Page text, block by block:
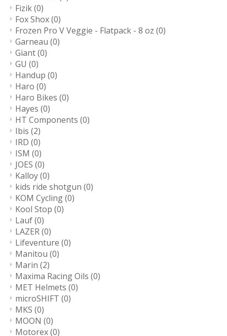
Fizik(0)
Fox Shox(0)
Frozen Pro V Veggie - Flatpack - 8 oz (0)
Garneau (0)
Giant(0)
GU (0)
Handup (0)
Haro (0)
Haro Bikes (0)
Hayes (0)
HT Components (0)
Ibis (2)
IRD (0)
ISM (0)
JOES (0)
Kalloy(0)
kids ride shotgun (0)
KOM Cycling(0)
Kool Stop (0)
Lauf(0)
LAZER(0)
Lifeventure (0)
Manitou (0)
Marin (2)
Maxima Racing Oils (0)
MET Helmets (0)
microSHIFT (0)
MKS (0)
MOON (0)
Motorex(0)